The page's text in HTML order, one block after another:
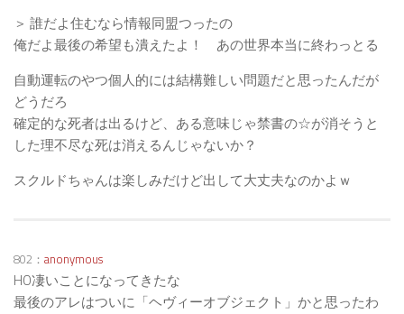
＞ 誰だよ住むなら情報同盟つったの
俺だよ最後の希望も潰えたよ！ あの世界本当に終わっとる
自動運転のやつ個人的には結構難しい問題だと思ったんだが
どうだろ
確定的な死者は出るけど、ある意味じゃ禁書の☆が消そうと
した理不尽な死は消えるんじゃないか？
スクルドちゃんは楽しみだけど出して大丈夫なのかよｗ
802： anonymous
HO凄いことになってきたな
最後のアレはついに「ヘヴィーオブジェクト」かと思ったわ